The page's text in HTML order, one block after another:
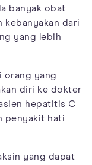
banyak obat
kebanyakan dari
yang lebih
orang yang
diri ke dokter
hepatitis C
penyakit hati
yang dapat